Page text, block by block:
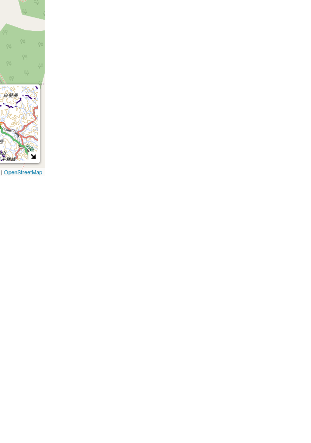
| OpenStreetMap